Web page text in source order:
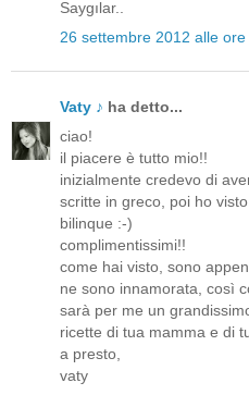
Saygılar..
26 settembre 2012 alle ore
Vaty ♪ ha detto...
ciao!
il piacere è tutto mio!!
inizialmente credevo di
scritte in greco, poi ho
bilinque :-)
complimentissimi!!
come hai visto, sono
ne sono innamorata, così
sarà per me un
ricette di tua mamma e di
a presto,
vaty